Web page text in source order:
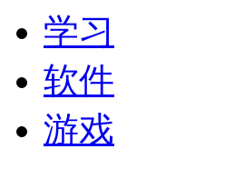
学习
软件
游戏